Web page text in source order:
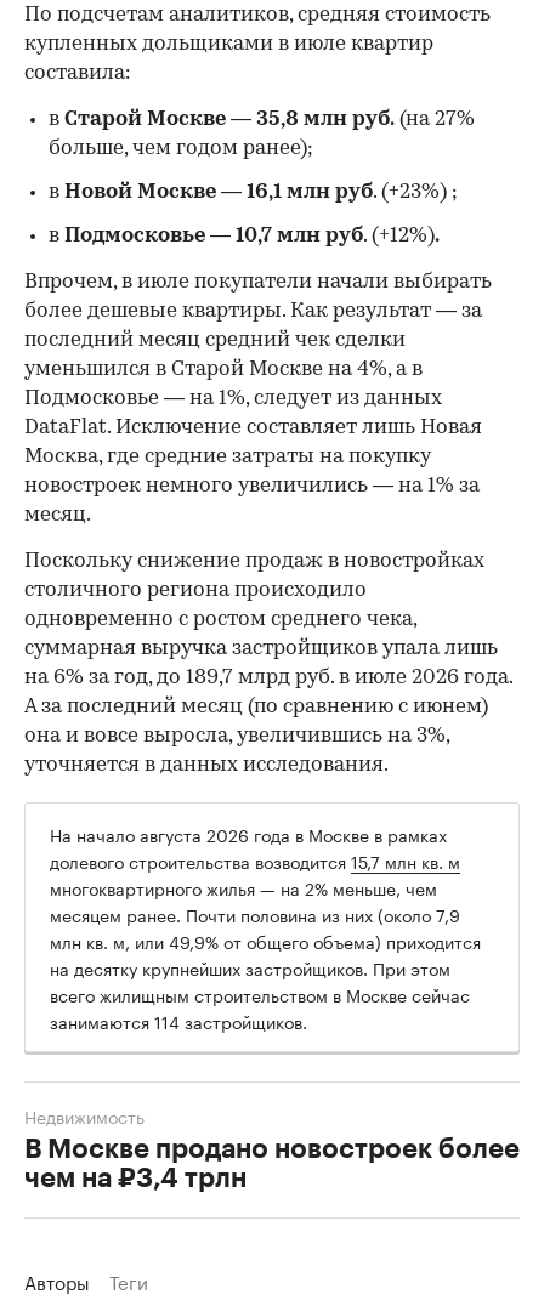
По подсчетам аналитиков, средняя стоимость
купленных дольщиками в июле квартир
составила:
в Старой Москве — 35,8 млн руб. (на 27%
больше, чем годом ранее);
в Новой Москве — 16,1 млн руб. (+23%) ;
в Подмосковье — 10,7 млн руб. (+12%).
Впрочем, в июле покупатели начали выбирать
более дешевые квартиры. Как результат — за
последний месяц средний чек сделки
уменьшился в Старой Москве на 4%, а в
Подмосковье — на 1%, следует из данных
DataFlat. Исключение составляет лишь Новая
Москва, где средние затраты на покупку
новостроек немного увеличились — на 1% за
месяц.
Поскольку снижение продаж в новостройках
столичного региона происходило
одновременно с ростом среднего чека,
суммарная выручка застройщиков упала лишь
на 6% за год, до 189,7 млрд руб. в июле 2026 года.
А за последний месяц (по сравнению с июнем)
она и вовсе выросла, увеличившись на 3%,
уточняется в данных исследования.
На начало августа 2026 года в Москве в рамках
долевого строительства возводится15,7 млн кв. м
многоквартирного жилья — на 2% меньше, чем
месяцем ранее. Почти половина из них (около 7,9
млн кв. м, или 49,9% от общего объема) приходится
на десятку крупнейших застройщиков. При этом
всего жилищным строительством в Москве сейчас
занимаются 114 застройщиков.
В Москве продано новостроек более
чем на ₽3,4 трлн
Недвижимость
Авторы Теги